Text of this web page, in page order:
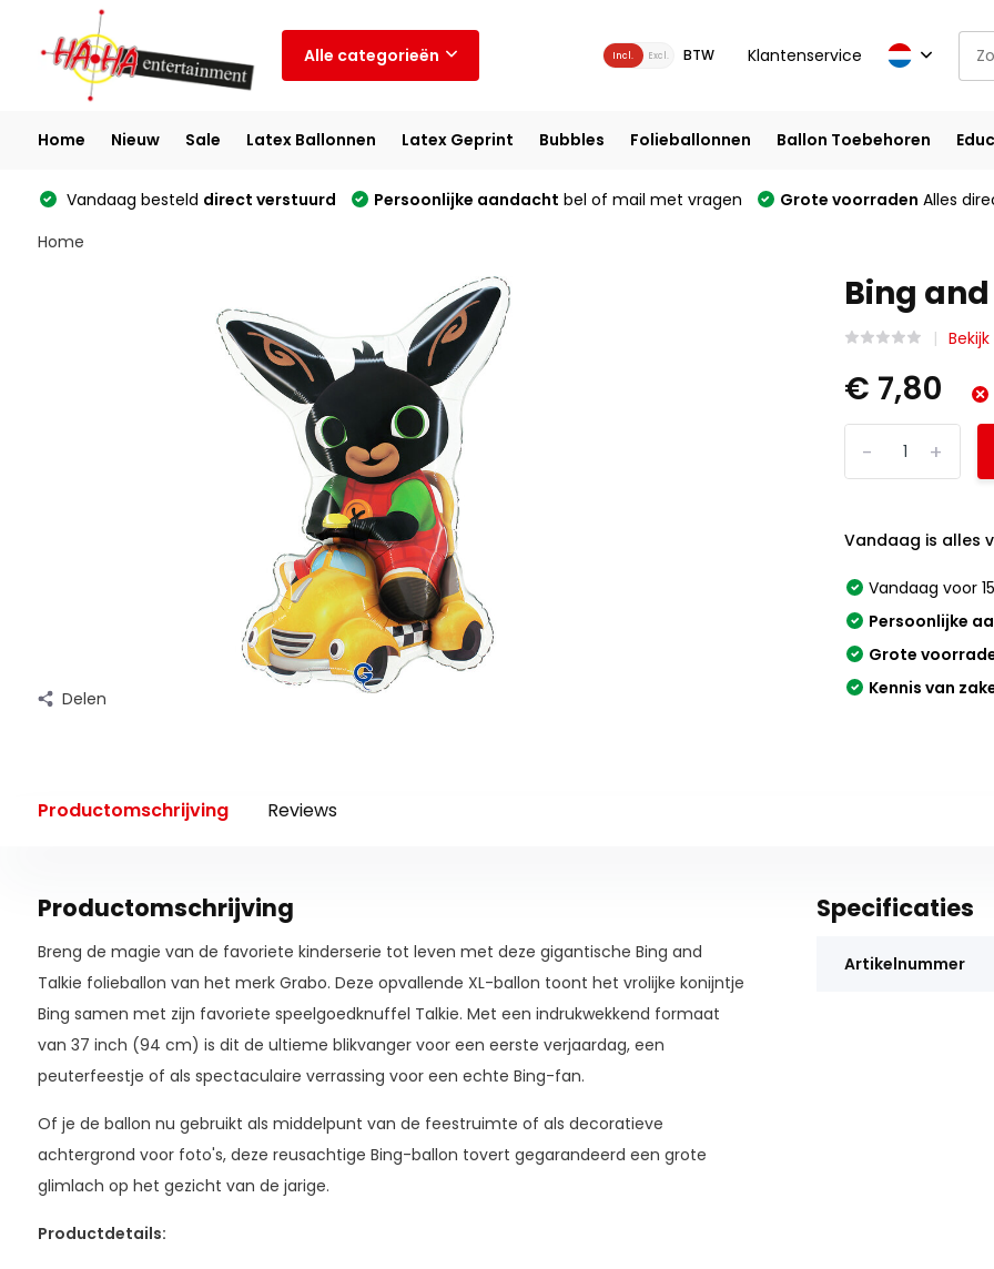
Alle categorieën Incl. Excl. BTW Klantenservice
Home Nieuw Sale Latex Ballonnen Latex Geprint Bubbles Folieballonnen Ballon Toebehoren
Vandaag besteld direct verstuurd Persoonlijke aandacht bel of mail met vragen Grote voorraden Alles
Home
Delen
Bing
€ 7,80
+
-
Vandaag is alles
Vandaag voor
Persoonlijke
Grote
Kennis van
Productomschrijving Reviews
Productomschrijving
Breng de magie van de favoriete kinderserie tot leven met deze gigantische Bing and
Talkie folieballon van het merk Grabo. Deze opvallende XL-ballon toont het vrolijke konijntje
Bing samen met zijn favoriete speelgoedknuffel Talkie. Met een indrukwekkend formaat
van 37 inch (94 cm) is dit de ultieme blikvanger voor een eerste verjaardag, een
peuterfeestje of als spectaculaire verrassing voor een echte Bing-fan.
Of je de ballon nu gebruikt als middelpunt van de feestruimte of als decoratieve
achtergrond voor foto's, deze reusachtige Bing-ballon tovert gegarandeerd een grote
glimlach op het gezicht van de jarige.
Productdetails:
Specificaties
Artikelnummer